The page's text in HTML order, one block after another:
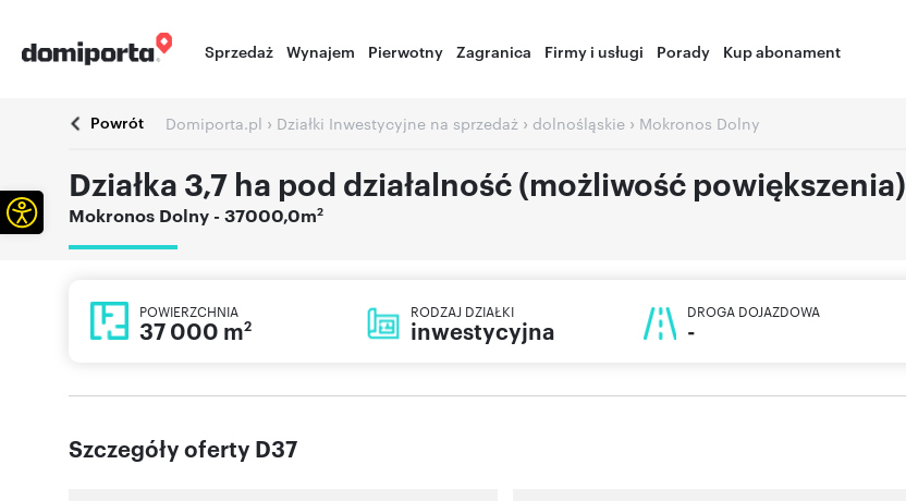
Sprzedaż Wynajem Pierwotny Zagranica Firmy i usługi Porady Kup abonament
Powrót Domiporta.pl › Działki Inwestycyjne na sprzedaż › dolnośląskie › Mokronos Dolny
Działka 3,7 ha pod działalność (możliwość powiększenia)
Mokronos Dolny - 37000,0m2
POWIERZCHNIA
37 000 m2
RODZAJ DZIAŁKI
inwestycyjna
DROGA DOJAZDOWA
-
Szczegóły oferty D37
Otwórz pasek narzędzi